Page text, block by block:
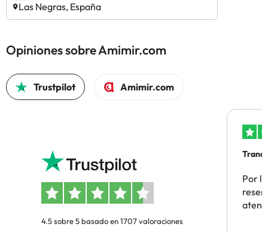
Las Negras, España
Opiniones sobre Amimir.com
Trustpilot Amimir.com
4.5 sobre 5 basado en 1707 valoraciones
Por